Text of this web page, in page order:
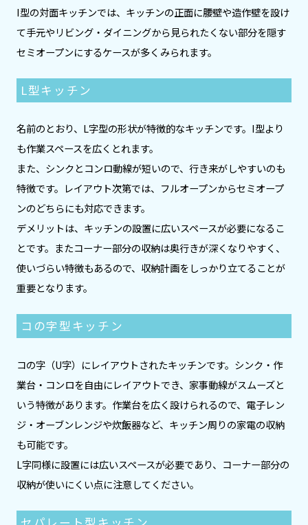
I型の対面キッチンでは、キッチンの正面に腰壁や造作壁を設け
て手元やリビング・ダイニングから見られたくない部分を隠す
セミオープンにするケースが多くみられます。
L型キッチン
名前のとおり、L字型の形状が特徴的なキッチンです。I型より
も作業スペースを広くとれます。
また、シンクとコンロ動線が短いので、行き来がしやすいのも
特徴です。レイアウト次第では、フルオープンからセミオープ
ンのどちらにも対応できます。
デメリットは、キッチンの設置に広いスペースが必要になるこ
とです。またコーナー部分の収納は奥行きが深くなりやすく、
使いづらい特徴もあるので、収納計画をしっかり立てることが
重要となります。
コの字型キッチン
コの字（U字）にレイアウトされたキッチンです。シンク・作
業台・コンロを自由にレイアウトでき、家事動線がスムーズと
いう特徴があります。作業台を広く設けられるので、電子レン
ジ・オーブンレンジや炊飯器など、キッチン周りの家電の収納
も可能です。
L字同様に設置には広いスペースが必要であり、コーナー部分の
収納が使いにくい点に注意してください。